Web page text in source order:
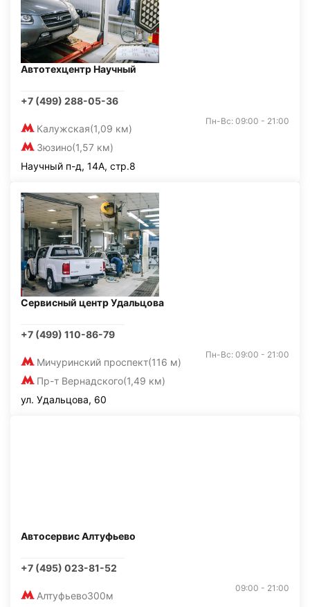
Автотехцентр Научный
+7 (499) 288-05-36
Калужская(1,09 км)
Зюзино(1,57 км)
Пн-Вс: 09:00 - 21:00
Научный п-д, 14А, стр.8
Сервисный центр Удальцова
+7 (499) 110-86-79
Мичуринский проспект(116 м)
Пр-т Вернадского(1,49 км)
Пн-Вс: 09:00 - 21:00
ул. Удальцова, 60
Автосервис Алтуфьево
+7 (495) 023-81-52
Алтуфьево300м
09:00 - 21:00